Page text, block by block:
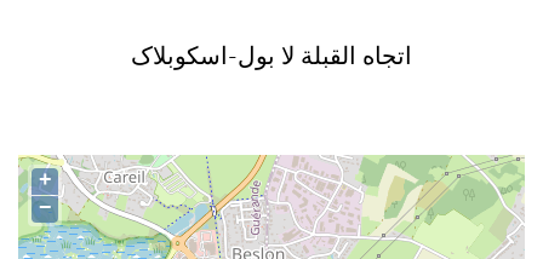
اتجاه القبلة لا بول-اسکوبلاک
+
−